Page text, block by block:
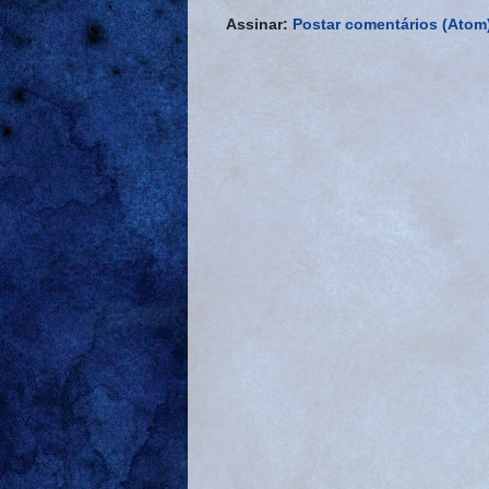
Assinar: Postar comentários